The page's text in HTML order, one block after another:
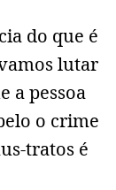
do que é
lutar
a pessoa
o crime
tratos é